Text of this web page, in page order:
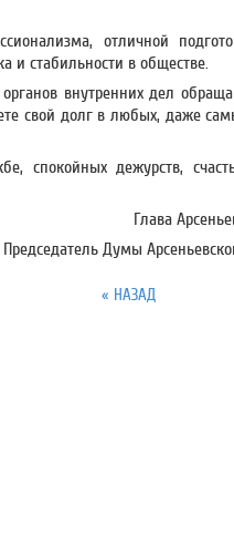
отличной
и стабильности в обществе.
внутренних дел
свой долг в любых, даже
спокойных дежурств,
Глава
Председатель Думы
« НАЗАД